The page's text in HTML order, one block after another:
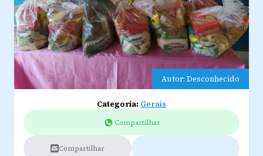
Autor: Desconhecido
Categoria: Gerais
Compartilhar
Compartilhar